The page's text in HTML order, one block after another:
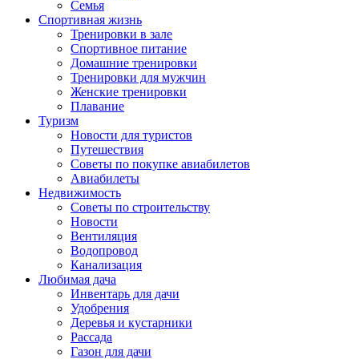
Семья
Спортивная жизнь
Тренировки в зале
Спортивное питание
Домашние тренировки
Тренировки для мужчин
Женские тренировки
Плавание
Туризм
Новости для туристов
Путешествия
Советы по покупке авиабилетов
Авиабилеты
Недвижимость
Советы по строительству
Новости
Вентиляция
Водопровод
Канализация
Любимая дача
Инвентарь для дачи
Удобрения
Деревья и кустарники
Рассада
Газон для дачи